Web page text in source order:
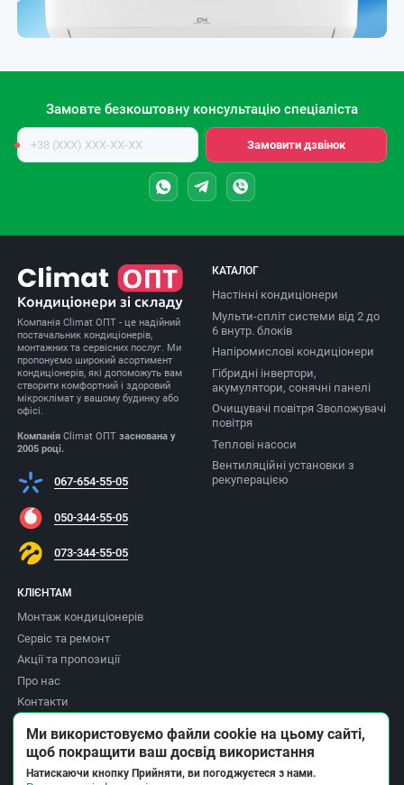
Замовте безкоштовну консультацію спеціаліста
Номер
телефону
Замовити дзвінок
Компанія Climat ОПТ - це надійний
постачальник кондиціонерів,
монтажних та сервісних послуг. Ми
пропонуємо широкий асортимент
кондиціонерів, які допоможуть вам
створити комфортний і здоровий
мікроклімат у вашому будинку або
офісі.
Компанія Climat ОПТзаснована у
2005 році.
067-654-55-05
050-344-55-05
073-344-55-05
КАТАЛОГ
Настінні кондиціонери
Мульти-спліт системи від 2 до
6 внутр. блоків
Напіромислові кондиціонери
Гібридні інвертори,
акумулятори, сонячні панелі
Очищувачі повітря Зволожувачі
повітря
Теплові насоси
Вентиляційні установки з
рекуперацією
КЛІЄНТАМ
Монтаж кондиціонерів
Сервіс та ремонт
Акції та пропозиції
Про нас
Контакти
Повернення товару
Ми використовуємо файли cookie на цьому сайті,
щоб покращити ваш досвід використання
Натискаючи кнопку Прийняти, ви погоджуєтеся з нами.